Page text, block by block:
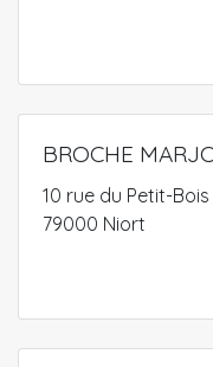
BROCHE
10 rue du Petit-Bois
79000 Niort